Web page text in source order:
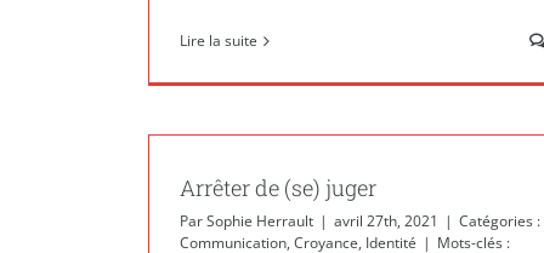
Lire la suite
Arrêter de (se) juger
ParSophie Herrault | avril 27th, 2021 | Catégories :
Communication, Croyance, Identité | Mots-clés :